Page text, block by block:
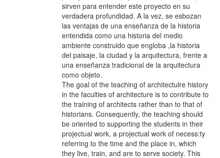
sirven para entender este proyecto en su
verdadera profundidad. A la vez, se esbozan
las ventajas de una enseñanza de la historia
entendida como una historia del medio
ambiente construido que engloba ,la historia
del paisaje, la ciudad y la arquitectura, frente a
una enseñanza tradicional de la arquitectura
como objeto.
The goal of the teaching of architectulre history
in the faculties of architecture is to contribute to
the training of architects rather than to that of
historians. Consequently, the teaching should
be oriented to supporting the students in their
projectual work, a projectual work of necess:ty
referring to the time and the place in, which
they live, train, and are to serve society. This